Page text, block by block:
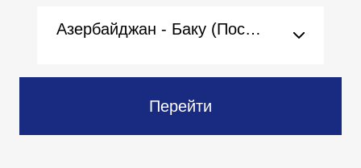
Азербайджан - Баку (Посольство)
Перейти